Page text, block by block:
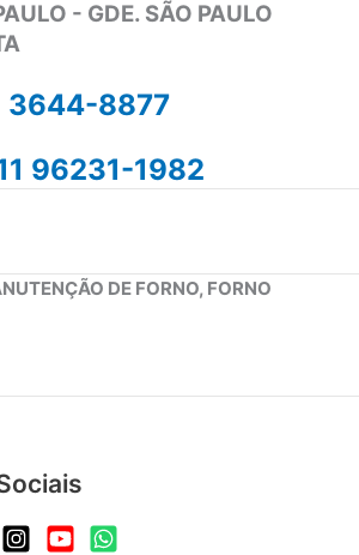
- GDE. SÃO PAULO
3644-8877
96231-1982
DE FORNO, FORNO